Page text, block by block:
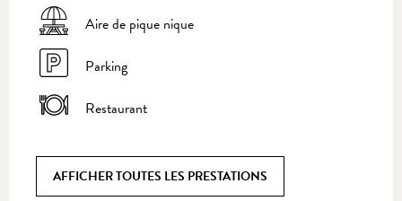
Aire de pique nique
Parking
Restaurant
AFFICHER TOUTES LES PRESTATIONS